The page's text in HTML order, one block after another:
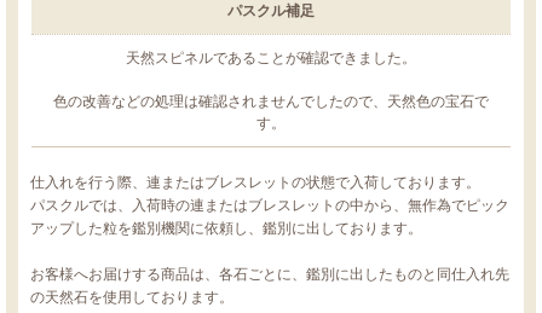
パスクル補足
天然スピネルであることが確認できました。
色の改善などの処理は確認されませんでしたので、天然色の宝石で
す。
仕入れを行う際、連またはブレスレットの状態で入荷しております。
パスクルでは、入荷時の連またはブレスレットの中から、無作為でピック
アップした粒を鑑別機関に依頼し、鑑別に出しております。
お客様へお届けする商品は、各石ごとに、鑑別に出したものと同仕入れ先
の天然石を使用しております。